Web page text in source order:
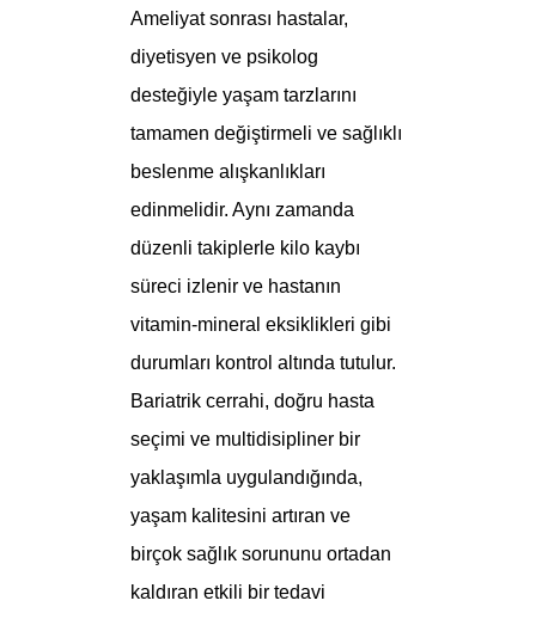
Ameliyat sonrası hastalar,
diyetisyen ve psikolog
desteğiyle yaşam tarzlarını
tamamen değiştirmeli ve sağlıklı
beslenme alışkanlıkları
edinmelidir. Aynı zamanda
düzenli takiplerle kilo kaybı
süreci izlenir ve hastanın
vitamin-mineral eksiklikleri gibi
durumları kontrol altında tutulur.
Bariatrik cerrahi, doğru hasta
seçimi ve multidisipliner bir
yaklaşımla uygulandığında,
yaşam kalitesini artıran ve
birçok sağlık sorununu ortadan
kaldıran etkili bir tedavi